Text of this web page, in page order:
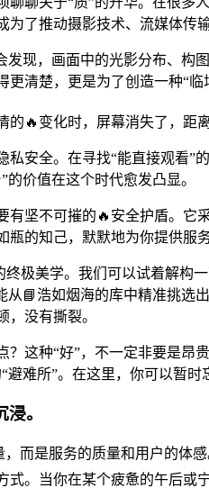
了推动摄影技术、流媒体传
发现，画面中的光影分布、
清楚，更是为了创造一种“临场
🔥变化时，屏幕消失了，距
安全。在寻找“能直接观看
价值在这个时代愈发凸显。
坚不可摧的🔥安全护盾。
的知己，默默地为你提供服
极美学。我们可以试着解
📘浩如烟海的库中精准挑
没有撕裂。
这种“好”，不一定非要是
难所”。在这里，你可以暂
。
而是服务的质量和用户的体
。当你在某个疲惫的午后